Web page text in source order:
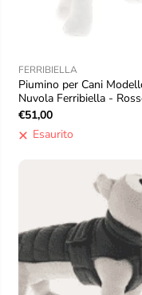
FERRIBIELLA
Piumino per Cani
Nuvola Ferribiella -
36 cm
€51,00
Esaurito